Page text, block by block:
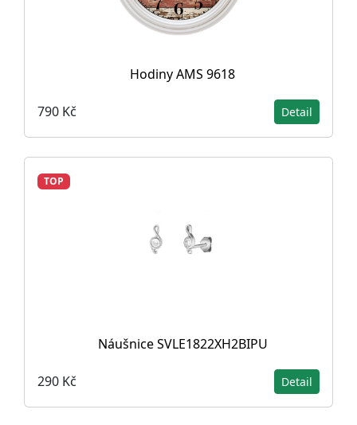
Hodiny AMS 9618
790 Kč Detail
TOP
Náušnice SVLE1822XH2BIPU
290 Kč Detail